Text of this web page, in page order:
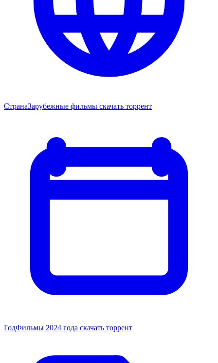
СтранаЗарубежные фильмы скачать торрент
ГодФильмы 2024 года скачать торрент